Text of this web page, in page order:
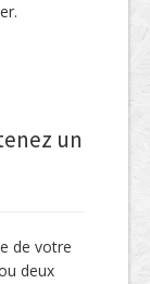
un
de votre
deux